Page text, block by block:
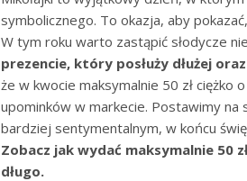
symbolicznego. To okazja, aby
W tym roku warto zastąpić słodycze
prezencie, który posłuży dłużej
że w kwocie maksymalnie 50 zł ciężko
upominków w markecie. Postawimy na
bardziej sentymentalnym, w końcu
Zobacz jak wydać maksymalnie 50
długo.